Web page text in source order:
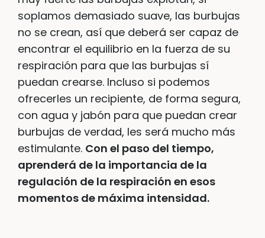
soplamos demasiado suave, las burbujas
no se crean, así que deberá ser capaz de
encontrar el equilibrio en la fuerza de su
respiración para que las burbujas sí
puedan crearse. Incluso si podemos
ofrecerles un recipiente, de forma segura,
con agua y jabón para que puedan crear
burbujas de verdad, les será mucho más
estimulante. Con el paso del tiempo,
aprenderá de la importancia de la
regulación de la respiración en esos
momentos de máxima intensidad.